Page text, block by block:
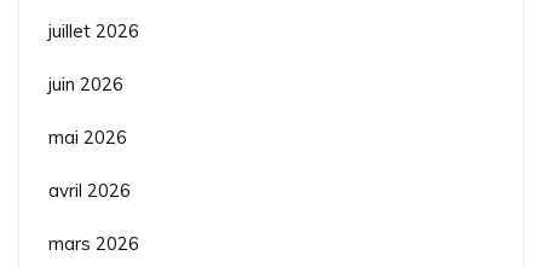
juillet 2026
juin 2026
mai 2026
avril 2026
mars 2026